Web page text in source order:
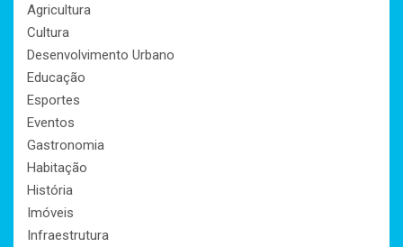
Agricultura
Cultura
Desenvolvimento Urbano
Educação
Esportes
Eventos
Gastronomia
Habitação
História
Imóveis
Infraestrutura